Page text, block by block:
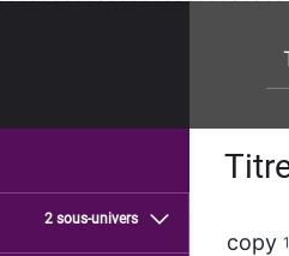
2 sous-univers
copy